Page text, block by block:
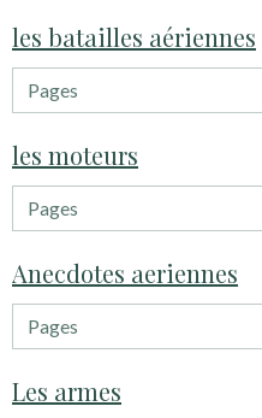
les batailles aériennes
les moteurs
Anecdotes aeriennes
Les armes